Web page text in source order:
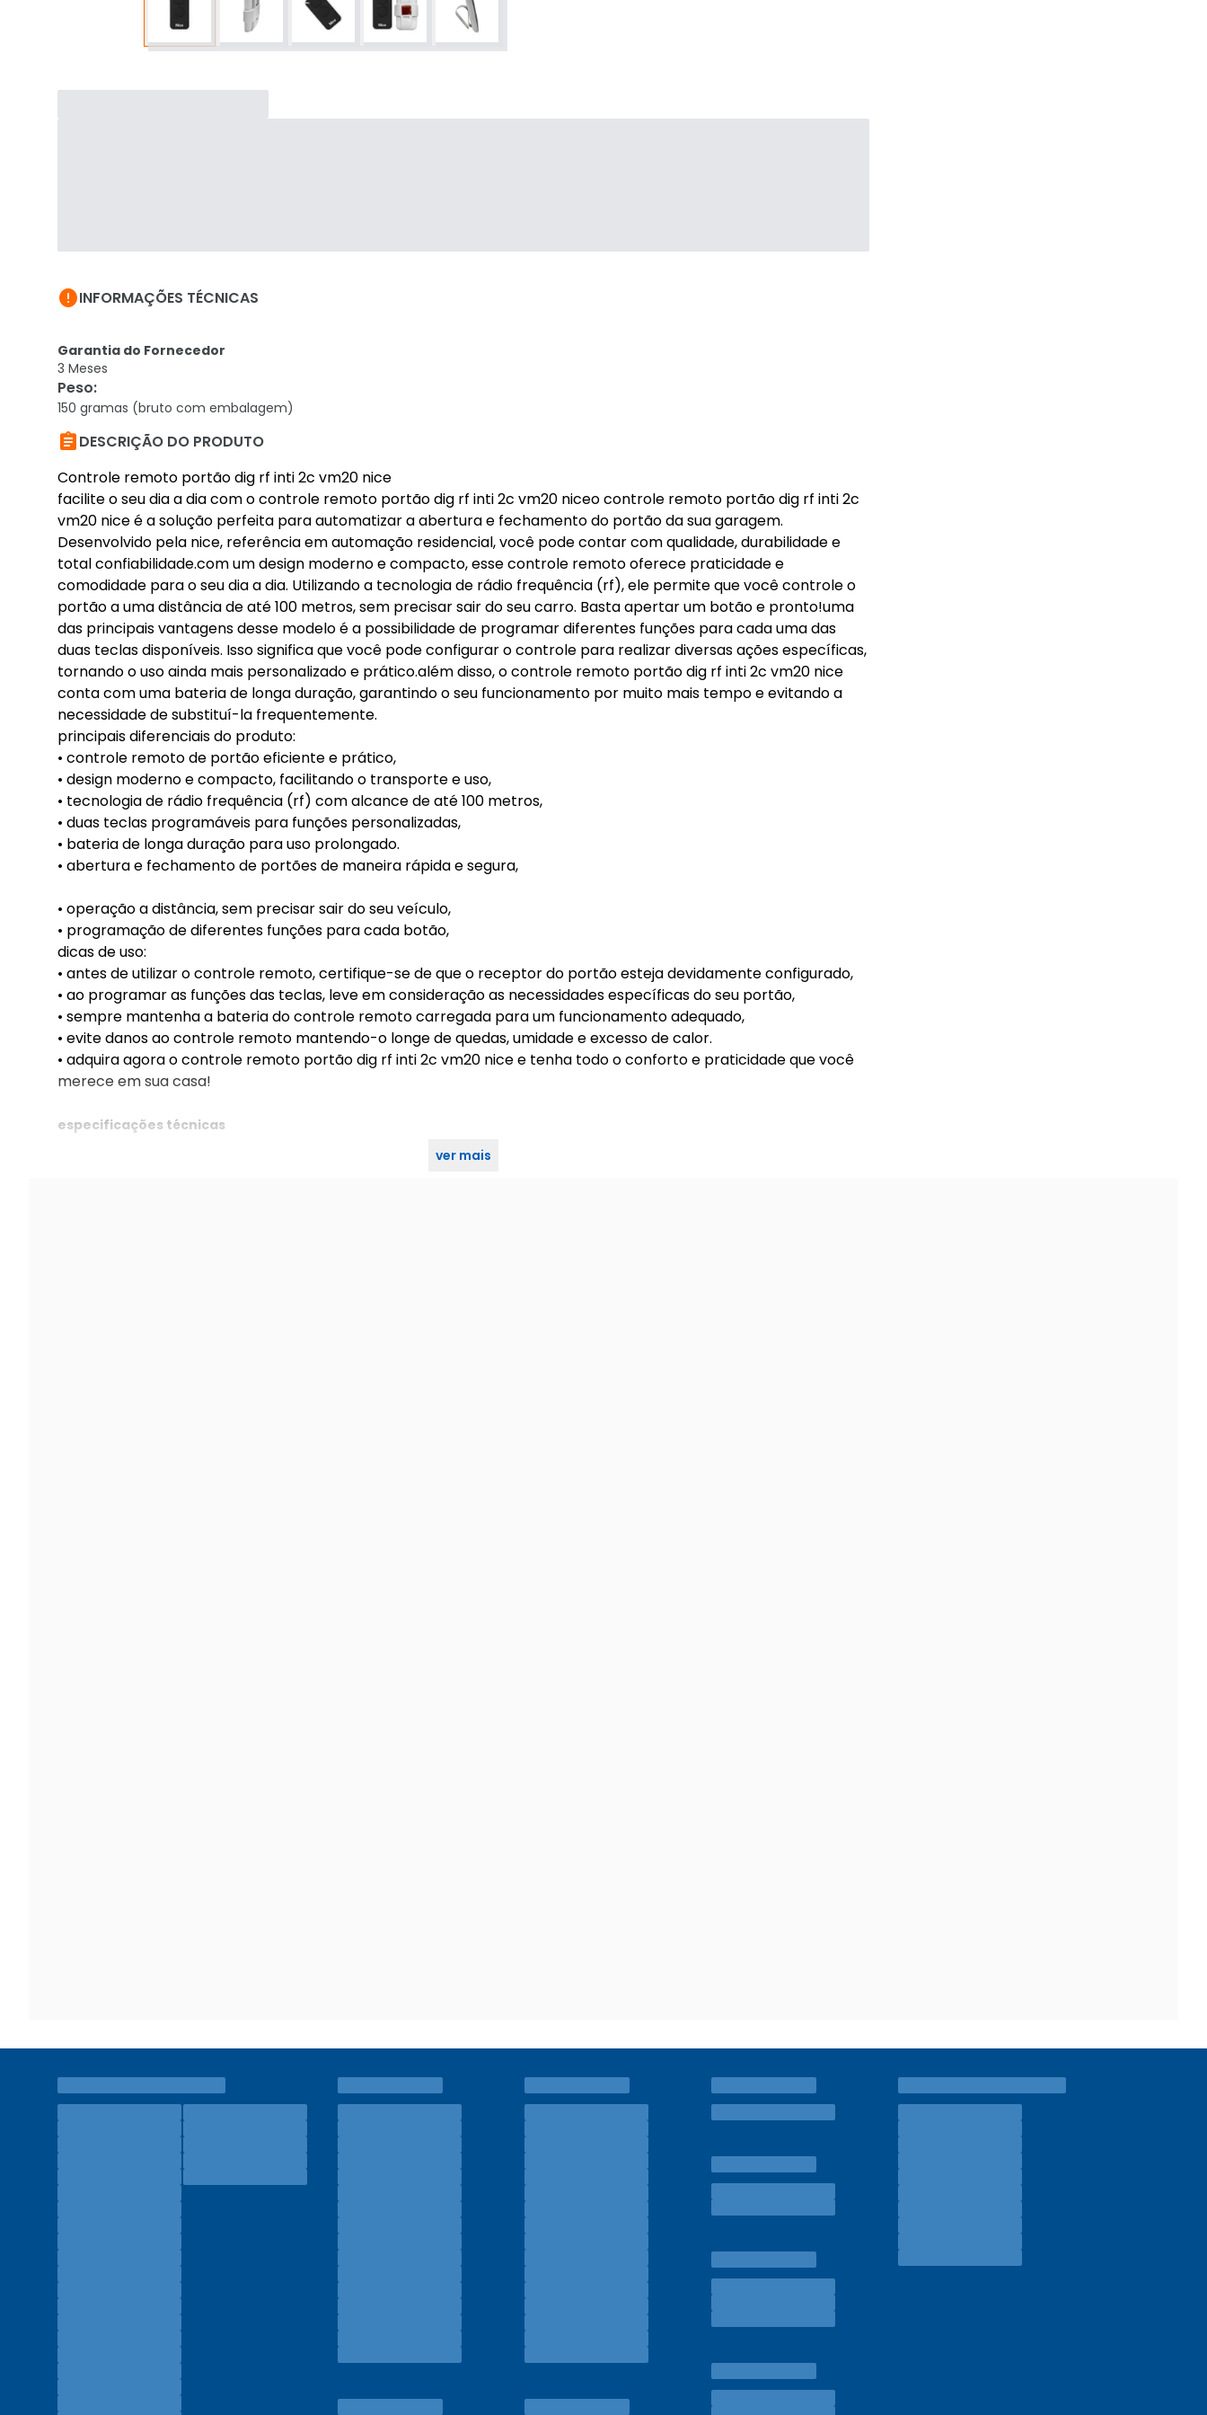
INFORMAÇÕES TÉCNICAS
Garantia do Fornecedor
3 Meses
Peso:
150 gramas (bruto com embalagem)
DESCRIÇÃO DO PRODUTO
Controle remoto portão dig rf inti 2c vm20 nice
facilite o seu dia a dia com o controle remoto portão dig rf inti 2c vm20 niceo controle remoto portão dig rf inti 2c
vm20 nice é a solução perfeita para automatizar a abertura e fechamento do portão da sua garagem.
Desenvolvido pela nice, referência em automação residencial, você pode contar com qualidade, durabilidade e
total confiabilidade.com um design moderno e compacto, esse controle remoto oferece praticidade e
comodidade para o seu dia a dia. Utilizando a tecnologia de rádio frequência (rf), ele permite que você controle o
portão a uma distância de até 100 metros, sem precisar sair do seu carro. Basta apertar um botão e pronto!uma
das principais vantagens desse modelo é a possibilidade de programar diferentes funções para cada uma das
duas teclas disponíveis. Isso significa que você pode configurar o controle para realizar diversas ações específicas,
tornando o uso ainda mais personalizado e prático.além disso, o controle remoto portão dig rf inti 2c vm20 nice
conta com uma bateria de longa duração, garantindo o seu funcionamento por muito mais tempo e evitando a
necessidade de substituí-la frequentemente.
principais diferenciais do produto:
• controle remoto de portão eficiente e prático,
• design moderno e compacto, facilitando o transporte e uso,
• tecnologia de rádio frequência (rf) com alcance de até 100 metros,
• duas teclas programáveis para funções personalizadas,
• bateria de longa duração para uso prolongado.
• abertura e fechamento de portões de maneira rápida e segura,
• operação a distância, sem precisar sair do seu veículo,
• programação de diferentes funções para cada botão,
dicas de uso:
• antes de utilizar o controle remoto, certifique-se de que o receptor do portão esteja devidamente configurado,
• ao programar as funções das teclas, leve em consideração as necessidades específicas do seu portão,
• sempre mantenha a bateria do controle remoto carregada para um funcionamento adequado,
• evite danos ao controle remoto mantendo-o longe de quedas, umidade e excesso de calor.
• adquira agora o controle remoto portão dig rf inti 2c vm20 nice e tenha todo o conforto e praticidade que você
merece em sua casa!
especificações técnicas
ver mais